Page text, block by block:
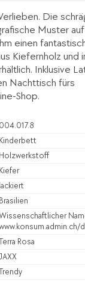
Die
Muster
einen
Kiefernholz und
Inklusive
Nachttisch fürs
Shop.
004.017.8
Kinderbett
Holzwerkstoff
Kiefer
lackiert
Brasilien
Rosa